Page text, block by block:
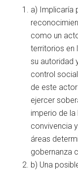
a) Implicaría
como un
territorios en
su autoridad
control
de este
ejercer
imperio de
convivencia
áreas
gobernanza
b) Una